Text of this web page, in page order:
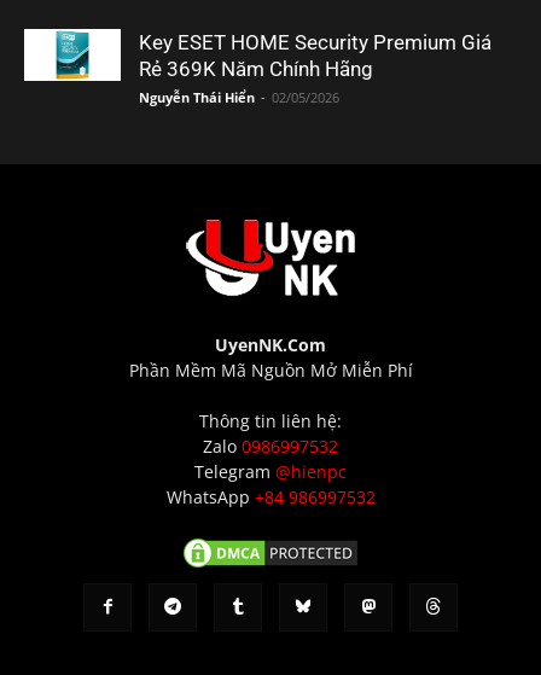
Key ESET HOME Security Premium Giá
Rẻ 369K Năm Chính Hãng
Nguyễn Thái Hiển - 02/05/2026
UyenNK.Com
Phần Mềm Mã Nguồn Mở Miễn Phí
Thông tin liên hệ:
Zalo 0986997532
Telegram @hienpc
WhatsApp +84 986997532